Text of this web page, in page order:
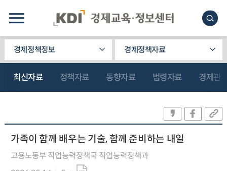
경제정책정보 경제정책자료
최신자료 정책자료 동향자료 법령자료 경제관
가족이 함께 배우는 기술, 함께 준비하는 내일
고용노동부 직업능력정책국 직업능력정책과